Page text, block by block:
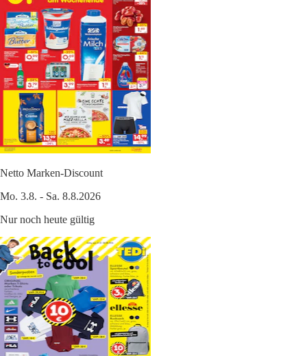
Netto Marken-Discount
Mo. 3.8. - Sa. 8.8.2026
Nur noch heute gültig